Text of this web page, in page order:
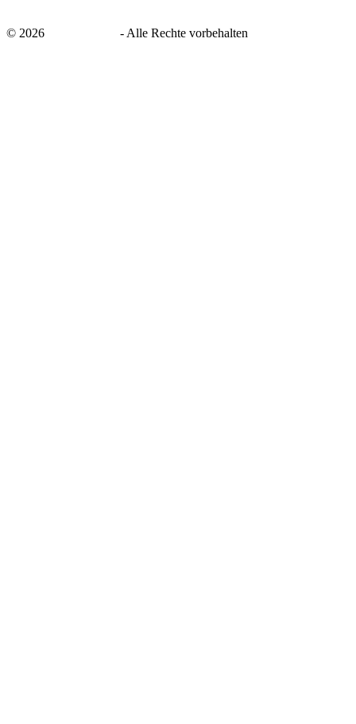
© 2026 - Alle Rechte vorbehalten